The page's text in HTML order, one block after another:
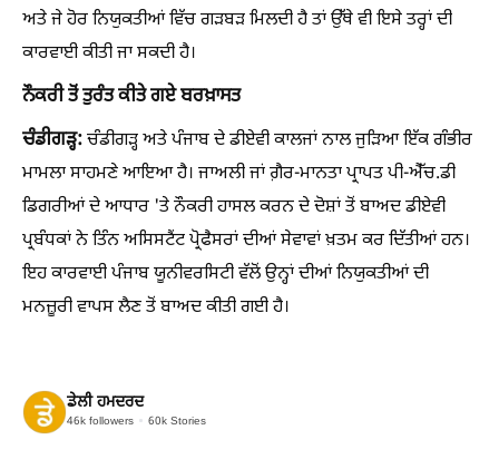
ਅਤੇ ਜੇ ਹੋਰ ਨਿਯੁਕਤੀਆਂ ਵਿੱਚ ਗੜਬੜ ਮਿਲਦੀ ਹੈ ਤਾਂ ਉੱਥੇ ਵੀ ਇਸੇ ਤਰ੍ਹਾਂ ਦੀ
ਕਾਰਵਾਈ ਕੀਤੀ ਜਾ ਸਕਦੀ ਹੈ।
ਨੌਕਰੀ ਤੋਂ ਤੁਰੰਤ ਕੀਤੇ ਗਏ ਬਰਖ਼ਾਸਤ
ਚੰਡੀਗੜ੍ਹ:ਚੰਡੀਗੜ੍ਹ ਅਤੇ ਪੰਜਾਬ ਦੇ ਡੀਏਵੀ ਕਾਲਜਾਂ ਨਾਲ ਜੁੜਿਆ ਇੱਕ ਗੰਭੀਰ
ਮਾਮਲਾ ਸਾਹਮਣੇ ਆਇਆ ਹੈ। ਜਾਅਲੀ ਜਾਂ ਗ਼ੈਰ-ਮਾਨਤਾ ਪ੍ਰਾਪਤ ਪੀ-ਐੱਚ.ਡੀ
ਡਿਗਰੀਆਂ ਦੇ ਆਧਾਰ 'ਤੇ ਨੌਕਰੀ ਹਾਸਲ ਕਰਨ ਦੇ ਦੋਸ਼ਾਂ ਤੋਂ ਬਾਅਦ ਡੀਏਵੀ
ਪ੍ਰਬੰਧਕਾਂ ਨੇ ਤਿੰਨ ਅਸਿਸਟੈਂਟ ਪ੍ਰੋਫੈਸਰਾਂ ਦੀਆਂ ਸੇਵਾਵਾਂ ਖ਼ਤਮ ਕਰ ਦਿੱਤੀਆਂ ਹਨ।
ਇਹ ਕਾਰਵਾਈ ਪੰਜਾਬ ਯੂਨੀਵਰਸਿਟੀ ਵੱਲੋਂ ਉਨ੍ਹਾਂ ਦੀਆਂ ਨਿਯੁਕਤੀਆਂ ਦੀ
ਮਨਜ਼ੂਰੀ ਵਾਪਸ ਲੈਣ ਤੋਂ ਬਾਅਦ ਕੀਤੀ ਗਈ ਹੈ।
ਡੇਲੀ ਹਮਦਰਦ
46k followers 60k Stories